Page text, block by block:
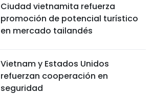
Ciudad vietnamita refuerza
promoción de potencial turístico
en mercado tailandés
Vietnam y Estados Unidos
refuerzan cooperación en
seguridad